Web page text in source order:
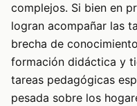
complejos. Si bien en
logran acompañar las
brecha de
formación didáctica y
tareas pedagógicas
pesada sobre los